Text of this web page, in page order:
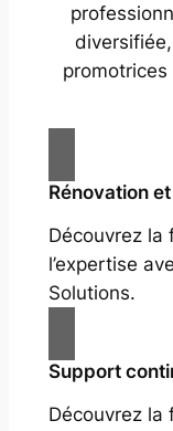
Rénovation
Découvrez la
l’expertise
Solutions.
Support
Découvrez la